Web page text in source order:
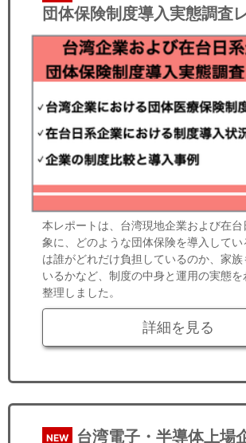
団体保険制度導入実態調査
本レポートは、台湾現地企業および在
象に、どのような団体保険を導入して
は誰がどれだけ負担しているのか、家族
いるかなど、制度の中身と運用の実態を
整理しました。
詳細を見る
NEW
台湾電子・半導体上場